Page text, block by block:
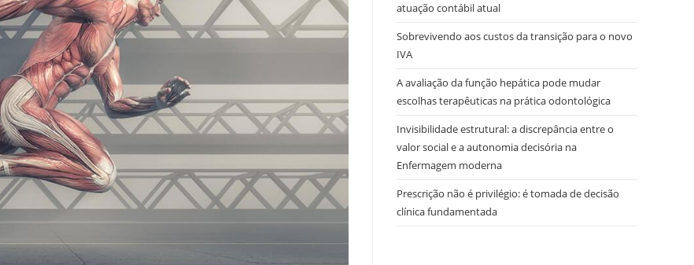
atuação contábil atual
Sobrevivendo aos custos da transição para o novo
IVA
A avaliação da função hepática pode mudar
escolhas terapêuticas na prática odontológica
Invisibilidade estrutural: a discrepância entre o
valor social e a autonomia decisória na
Enfermagem moderna
Prescrição não é privilégio: é tomada de decisão
clínica fundamentada